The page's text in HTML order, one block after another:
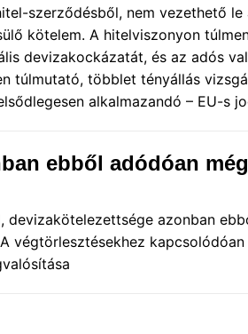
szerződésből, nem vezethető
kötelem. A hitelviszonyon
devizakockázatát, és az adós
túlmutató, többlet tényállás
alkalmazandó – EU-s
ebből adódóan
azonban
végtörlesztésekhez